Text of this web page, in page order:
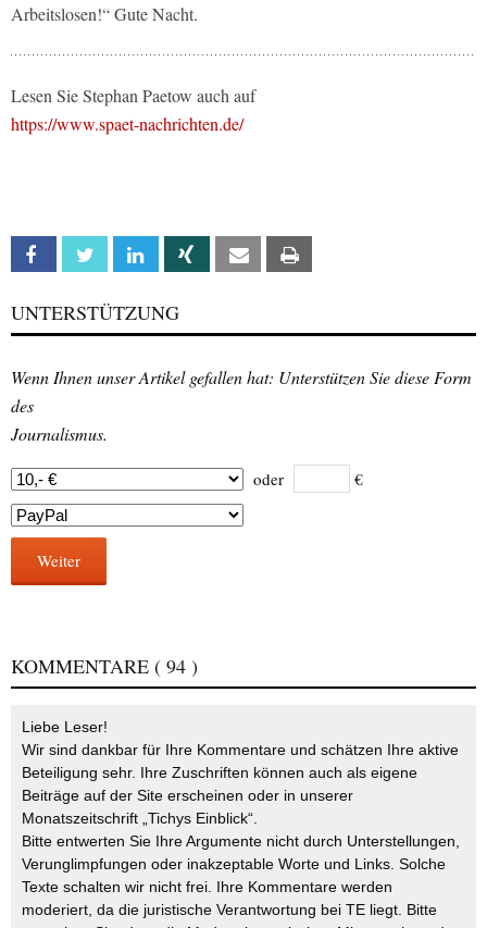
Arbeitslosen!“ Gute Nacht.
Lesen Sie Stephan Paetow auch auf
https://www.spaet-nachrichten.de/
Facebook Twitter Linkedin Xing Email
UNTERSTÜTZUNG
Wenn Ihnen unser Artikel gefallen hat: Unterstützen Sie diese Form
des
Journalismus.
oder €
Weiter
KOMMENTARE ( 94 )
Liebe Leser!
Wir sind dankbar für Ihre Kommentare und schätzen Ihre aktive
Beteiligung sehr. Ihre Zuschriften können auch als eigene
Beiträge auf der Site erscheinen oder in unserer
Monatszeitschrift „Tichys Einblick“.
Bitte entwerten Sie Ihre Argumente nicht durch Unterstellungen,
Verunglimpfungen oder inakzeptable Worte und Links. Solche
Texte schalten wir nicht frei. Ihre Kommentare werden
moderiert, da die juristische Verantwortung bei TE liegt. Bitte